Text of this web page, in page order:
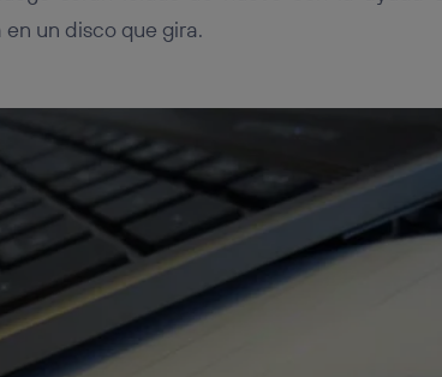
un disco que gira.